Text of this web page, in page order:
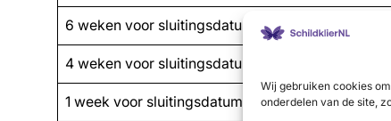
Wij gebruiken cookies
onderdelen van de site,
6 weken voor sluitingsdatum
4 weken voor sluitingsdatum
1 week voor sluitingsdatum